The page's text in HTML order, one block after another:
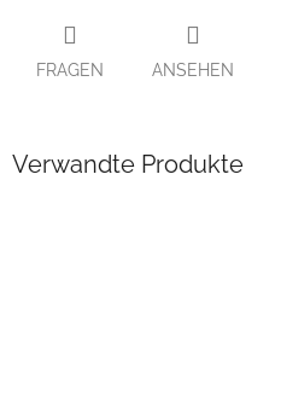
FRAGEN ANSEHEN
Verwandte Produkte